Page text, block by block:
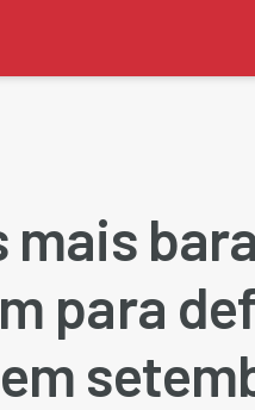
mais
para